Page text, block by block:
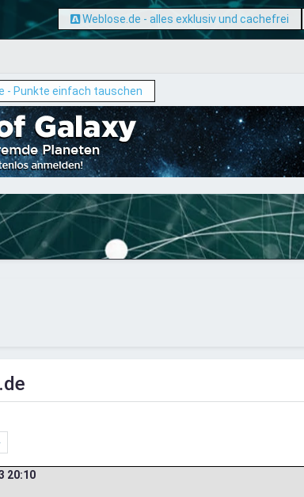
Weblose.de - alles exklusiv und cachefrei
- Punkte einfach tauschen
20:10